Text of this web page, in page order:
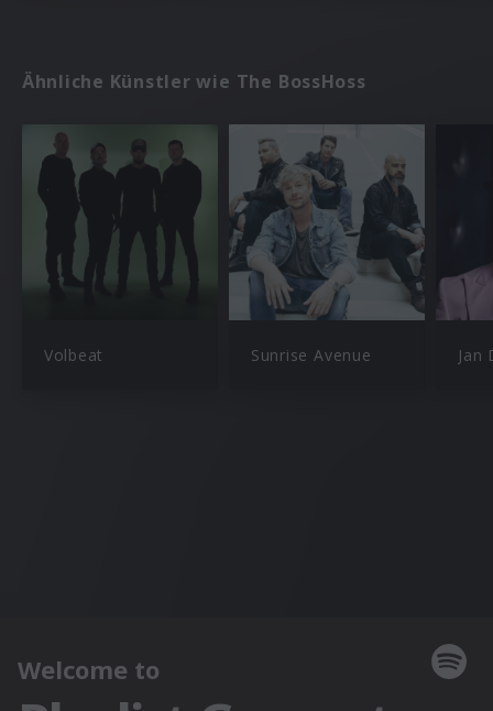
Ähnliche Künstler wie The BossHoss
Volbeat Sunrise Avenue Jan